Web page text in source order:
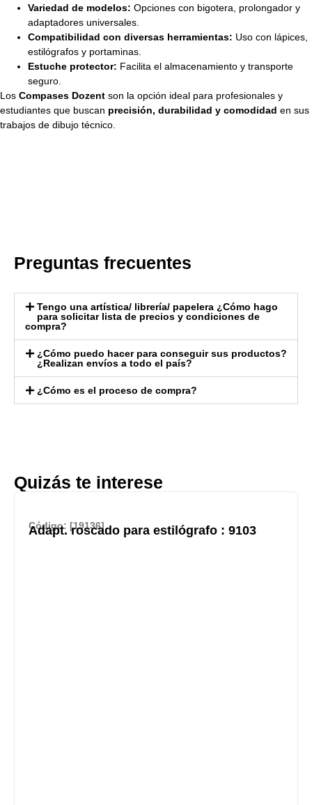
Variedad de modelos: Opciones con bigotera, prolongador y
adaptadores universales.
Compatibilidad con diversas herramientas: Uso con lápices,
estilógrafos y portaminas.
Estuche protector: Facilita el almacenamiento y transporte
seguro.
Los Compases Dozent son la opción ideal para profesionales y
estudiantes que buscan precisión, durabilidad y comodidad en sus
trabajos de dibujo técnico.
Preguntas frecuentes
Tengo una artística/ librería/ papelera ¿Cómo hago
para solicitar lista de precios y condiciones de
compra?
¿Cómo puedo hacer para conseguir sus productos?
¿Realizan envíos a todo el país?
¿Cómo es el proceso de compra?
Quizás te interese
Código: [19136]
Adapt. roscado para estilógrafo : 9103